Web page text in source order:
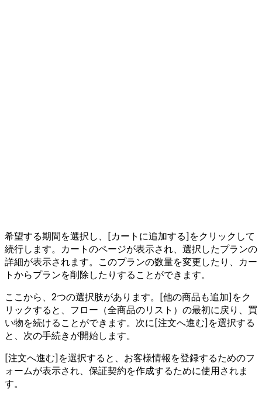
希望する期間を選択し、[カートに追加する]をクリックして
続行します。カートのページが表示され、選択したプランの
詳細が表示されます。このプランの数量を変更したり、カー
トからプランを削除したりすることができます。
ここから、2つの選択肢があります。[他の商品も追加]をク
リックすると、フロー（全商品のリスト）の最初に戻り、買
い物を続けることができます。次に[注文へ進む]を選択する
と、次の手続きが開始します。
[注文へ進む]を選択すると、お客様情報を登録するためのフ
ォームが表示され、保証契約を作成するために使用されま
す。